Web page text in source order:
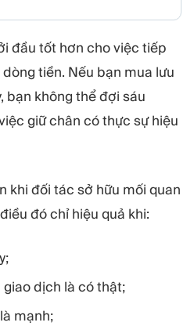
đầu tốt hơn cho việc tiếp
tiền. Nếu bạn mua lưu
bạn không thể đợi sáu
giữ chân có thực sự hiệu
khi đối tác sở hữu mối quan
đó chỉ hiệu quả khi:
dịch là có thật;
mạnh;